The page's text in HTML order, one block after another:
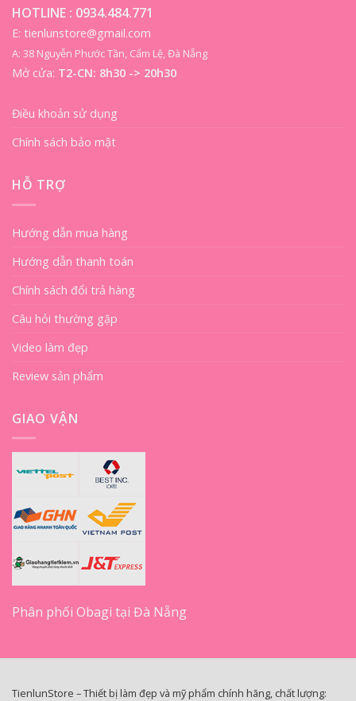
HOTLINE : 0934.484.771
E: tienlunstore@gmail.com
A: 38 Nguyễn Phước Tần, Cẩm Lệ, Đà Nẵng
Mở cửa: T2-CN: 8h30 -> 20h30
Điều khoản sử dụng
Chính sách bảo mật
HỖ TRỢ
Hướng dẫn mua hàng
Hướng dẫn thanh toán
Chính sách đổi trả hàng
Câu hỏi thường gặp
Video làm đẹp
Review sản phẩm
GIAO VẬN
Phân phối Obagi tại Đà Nẵng
TienlunStore – Thiết bị làm đẹp và mỹ phẩm chính hãng, chất lượng: